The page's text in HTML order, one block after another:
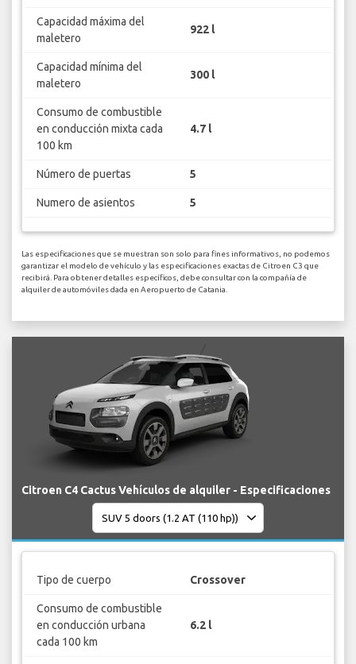
Capacidad máxima del
maletero
922 l
Capacidad mínima del
maletero
300 l
Consumo de combustible
en conducción mixta cada
100 km
4.7 l
Número de puertas 5
Numero de asientos 5
Las especificaciones que se muestran son solo para fines informativos, no podemos
garantizar el modelo de vehículo y las especificaciones exactas de Citroen C3 que
recibirá. Para obtener detalles específicos, debe consultar con la compañía de
alquiler de automóviles dada en Aeropuerto de Catania.
Citroen C4 Cactus Vehículos de alquiler - Especificaciones
Tipo de cuerpo Crossover
Consumo de combustible
en conducción urbana
cada 100 km
6.2 l